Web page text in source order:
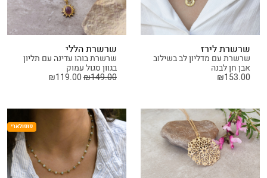
שרשרת לירז
שרשרת עם מדליון לב בשילוב
אבן חן לבנה
₪153.00
שרשרת הללי
שרשרת בוהו עדינה עם תליון
בגוון סגול עמוק
₪149.00
₪119.00
פופולארי